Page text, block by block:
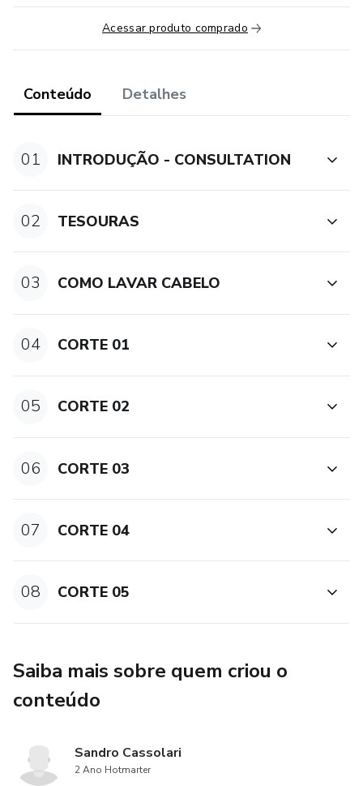
Acessar produto comprado
Conteúdo Detalhes
01 INTRODUÇÃO - CONSULTATION
02 TESOURAS
03 COMO LAVAR CABELO
04 CORTE 01
05 CORTE 02
06 CORTE 03
07 CORTE 04
08 CORTE 05
Saiba mais sobre quem criou o
conteúdo
Sandro Cassolari
2 Ano Hotmarter